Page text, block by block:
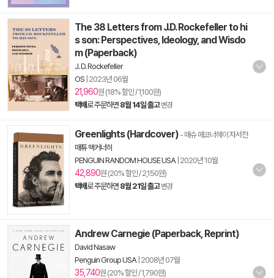
The 38 Letters from J.D. Rockefeller to hi
s son: Perspectives, Ideology, and Wisdo
m (Paperback)
J. D. Rockefeller
OS 2023년 06월
21,960원 (18% 할인 / 1,100원)
택배로 주문하면 8월 14일 출고 변경
Greenlights (Hardcover) - 매슈 매코너헤이 자서전
매튜 맥커너히
PENGUIN RANDOM HOUSE USA| 2020년 10월
42,890원 (20% 할인 / 2,150원)
택배로 주문하면 8월 21일 출고 변경
Andrew Carnegie (Paperback, Reprint)
David Nasaw
Penguin Group USA| 2008년 07월
35,740원 (20% 할인 / 1,790원)